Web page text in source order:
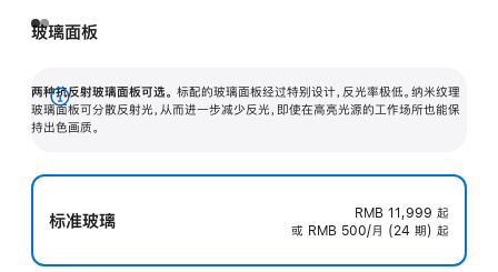
玻璃面板
两种抗反射玻璃面板可选。 标配的玻璃面板经过特别设计，反光率极低。纳米纹理
玻璃面板可分散反射光，从而进一步减少反光，即使在高亮光源的工作场所也能保
持出色画质。
展
开
标准玻璃 RMB 11,999 起
或 RMB 500/月 (24 期) 起